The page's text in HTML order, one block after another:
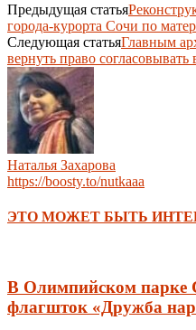
Предыдущая статья
города-курорта Сочи по
Следующая статьяГлавным
вернуть право
Наталья Захарова
https://boosty.to/nutkaaa
ЭТО МОЖЕТ БЫТЬ
В Олимпийском парке
флагшток «Дружба